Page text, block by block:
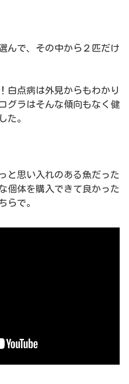
んで、その中から２匹だけ
白点病は外見からもわかり
グラはそんな傾向もなく健
た。
と思い入れのある魚だった
個体を購入できて良かった
らで。